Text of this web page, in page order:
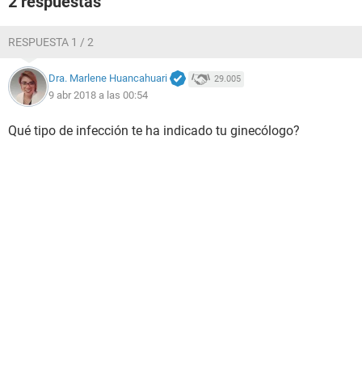
RESPUESTA 1 / 2
Dra. Marlene Huancahuari 29.005
9 abr 2018 a las 00:54
Qué tipo de infección te ha indicado tu ginecólogo?